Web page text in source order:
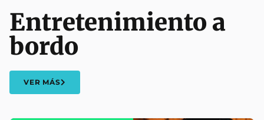
Entretenimiento a
bordo
VER MÁS